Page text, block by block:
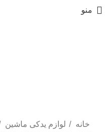
منو
خانه
لوازم یدکی ماشین